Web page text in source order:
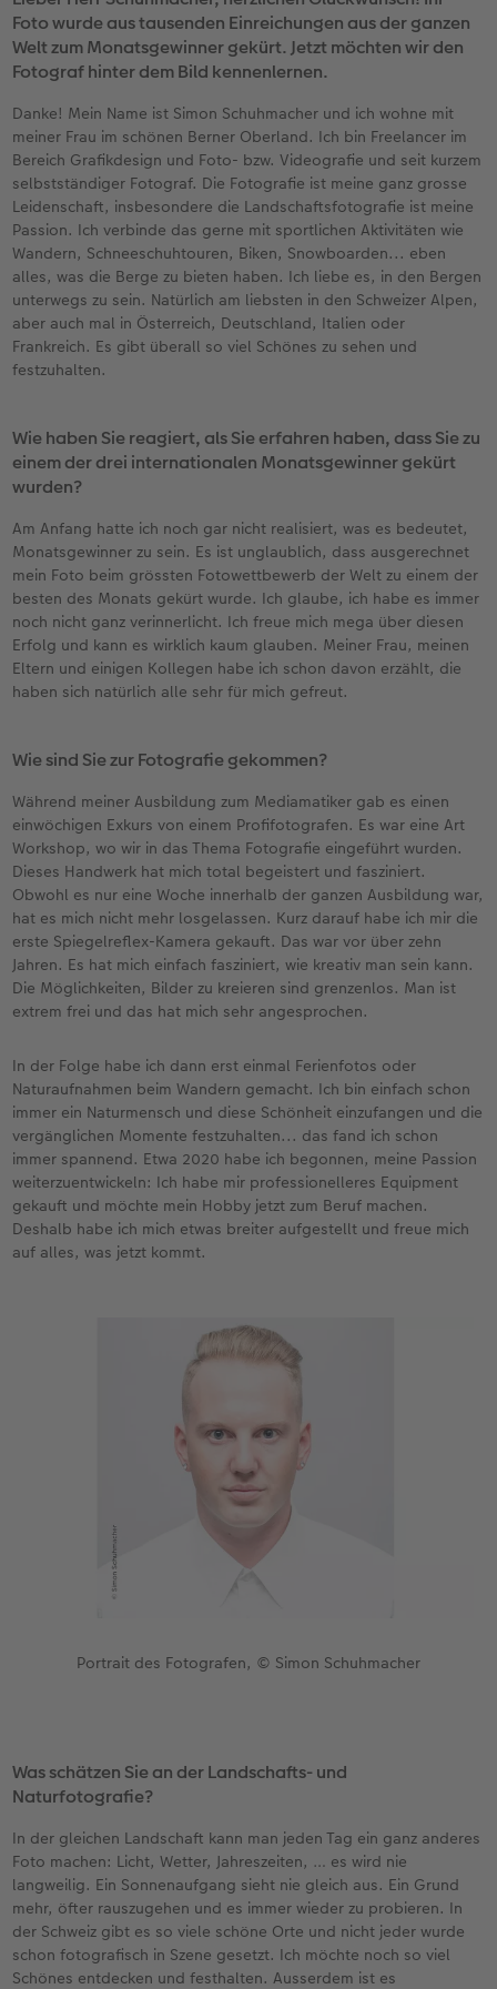
Zubehör
Zubehör
Foto wurde aus tausenden Einreichungen aus der ganzen
Welt zum Monatsgewinner gekürt. Jetzt möchten wir den
Fotograf hinter dem Bild kennenlernen.
Danke! Mein Name ist Simon Schuhmacher und ich wohne mit
meiner Frau im schönen Berner Oberland. Ich bin Freelancer im
Bereich Grafikdesign und Foto- bzw. Videografie und seit kurzem
selbstständiger Fotograf. Die Fotografie ist meine ganz grosse
Leidenschaft, insbesondere die Landschaftsfotografie ist meine
Passion. Ich verbinde das gerne mit sportlichen Aktivitäten wie
Wandern, Schneeschuhtouren, Biken, Snowboarden... eben
alles, was die Berge zu bieten haben. Ich liebe es, in den Bergen
unterwegs zu sein. Natürlich am liebsten in den Schweizer Alpen,
aber auch mal in Österreich, Deutschland, Italien oder
Frankreich. Es gibt überall so viel Schönes zu sehen und
festzuhalten.
Wie haben Sie reagiert, als Sie erfahren haben, dass Sie zu
einem der drei internationalen Monatsgewinner gekürt
wurden?
Am Anfang hatte ich noch gar nicht realisiert, was es bedeutet,
Monatsgewinner zu sein. Es ist unglaublich, dass ausgerechnet
mein Foto beim grössten Fotowettbewerb der Welt zu einem der
besten des Monats gekürt wurde. Ich glaube, ich habe es immer
noch nicht ganz verinnerlicht. Ich freue mich mega über diesen
Erfolg und kann es wirklich kaum glauben. Meiner Frau, meinen
Eltern und einigen Kollegen habe ich schon davon erzählt, die
haben sich natürlich alle sehr für mich gefreut.
Wie sind Sie zur Fotografie gekommen?
Während meiner Ausbildung zum Mediamatiker gab es einen
einwöchigen Exkurs von einem Profifotografen. Es war eine Art
Workshop, wo wir in das Thema Fotografie eingeführt wurden.
Dieses Handwerk hat mich total begeistert und fasziniert.
Obwohl es nur eine Woche innerhalb der ganzen Ausbildung war,
hat es mich nicht mehr losgelassen. Kurz darauf habe ich mir die
erste Spiegelreflex-Kamera gekauft. Das war vor über zehn
Jahren. Es hat mich einfach fasziniert, wie kreativ man sein kann.
Die Möglichkeiten, Bilder zu kreieren sind grenzenlos. Man ist
extrem frei und das hat mich sehr angesprochen.
In der Folge habe ich dann erst einmal Ferienfotos oder
Naturaufnahmen beim Wandern gemacht. Ich bin einfach schon
immer ein Naturmensch und diese Schönheit einzufangen und die
vergänglichen Momente festzuhalten... das fand ich schon
immer spannend. Etwa 2020 habe ich begonnen, meine Passion
weiterzuentwickeln: Ich habe mir professionelleres Equipment
gekauft und möchte mein Hobby jetzt zum Beruf machen.
Deshalb habe ich mich etwas breiter aufgestellt und freue mich
auf alles, was jetzt kommt.
Portrait des Fotografen, © Simon Schuhmacher
Was schätzen Sie an der Landschafts- und
Naturfotografie?
In der gleichen Landschaft kann man jeden Tag ein ganz anderes
Foto machen: Licht, Wetter, Jahreszeiten, … es wird nie
langweilig. Ein Sonnenaufgang sieht nie gleich aus. Ein Grund
mehr, öfter rauszugehen und es immer wieder zu probieren. In
der Schweiz gibt es so viele schöne Orte und nicht jeder wurde
schon fotografisch in Szene gesetzt. Ich möchte noch so viel
Schönes entdecken und festhalten. Ausserdem ist es